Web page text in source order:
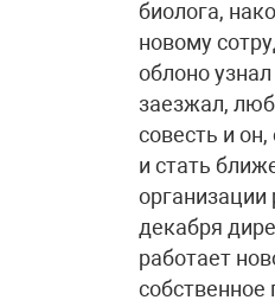
биолога,
новому
облоно
заезжал,
совесть и
и стать
декабря
работает
собственное